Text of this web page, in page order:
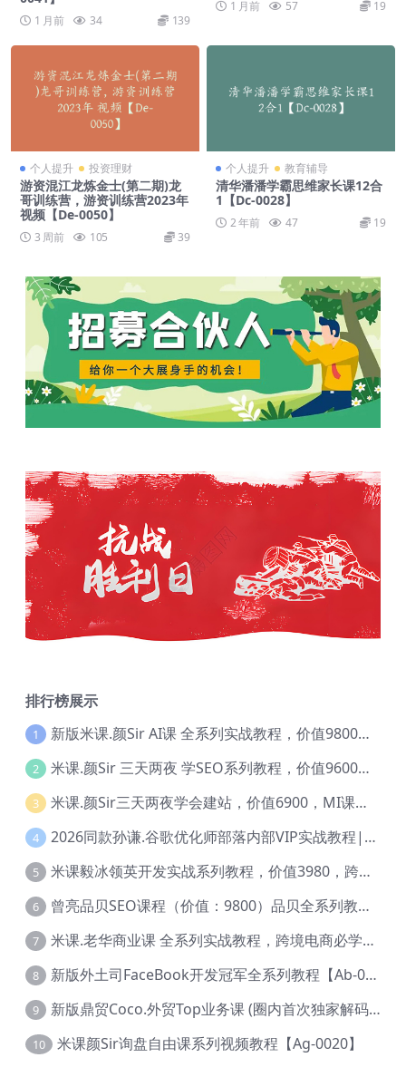
1 月前 34 139
1 月前 57 19
个人提升 投资理财
游资混江龙炼金士(第二期)龙
哥训练营，游资训练营2023年
视频【De-0050】
3 周前 105 39
个人提升 教育辅导
清华潘潘学霸思维家长课12合
1【Dc-0028】
2 年前 47 19
排行榜展示
1 新版米课.颜Sir AI课 全系列实战教程，价值9800，跨境首选！【Ag-0052】
2 米课.颜Sir 三天两夜 学SEO系列教程，价值9600元，跨境人都在学 【Ag-0056】
3 米课.颜Sir三天两夜学会建站，价值6900，MI课甄选课程 【Ag-0055】
4 2026同款孙谦.谷歌优化师部落内部VIP实战教程|价值4999元全网独家解码（官方报名版本）【@034】
5 米课毅冰领英开发实战系列教程，价值3980，跨境必选【Ag-0049】
6 曾亮品贝SEO课程（价值：9800）品贝全系列教程 【Ab-0022】
7 米课.老华商业课 全系列实战教程，跨境电商必学，价值16900元【Ag-0053】
8 新版外土司FaceBook开发冠军全系列教程【Ab-0021】
9 新版鼎贸Coco.外贸Top业务课 (圈内首次独家解码|460节课)【Ag-0091】
10 米课颜Sir询盘自由课系列视频教程【Ag-0020】